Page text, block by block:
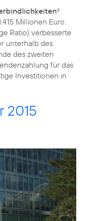
9
Millionen Euro.
Ratio) verbesserte
unterhalb des
des zweiten
für das
Investitionen in
2015